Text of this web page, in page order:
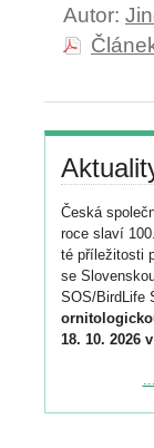
Autor:
Česká
roce slaví
té příležitosti
se
SOS/BirdLife
18. 10. 2026
Podrobnější